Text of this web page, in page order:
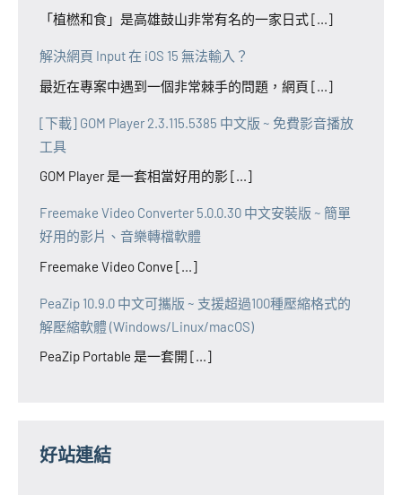
「植橪和食」是高雄鼓山非常有名的一家日式 [...]
解決網頁 Input 在 iOS 15 無法輸入？
最近在專案中遇到一個非常棘手的問題，網頁 [...]
[下載] GOM Player 2.3.115.5385 中文版 ~ 免費影音播放
工具
GOM Player 是一套相當好用的影 [...]
Freemake Video Converter 5.0.0.30 中文安裝版 ~ 簡單
好用的影片、音樂轉檔軟體
Freemake Video Conve [...]
PeaZip 10.9.0 中文可攜版 ~ 支援超過100種壓縮格式的
解壓縮軟體 (Windows/Linux/macOS)
PeaZip Portable 是一套開 [...]
好站連結